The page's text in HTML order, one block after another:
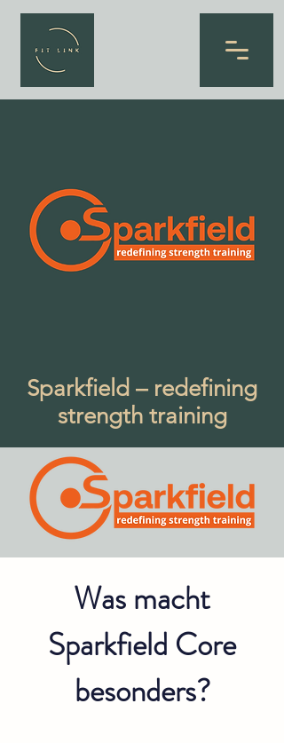
Sparkfield – redefining
strength training
Was macht
Sparkfield Core
besonders?